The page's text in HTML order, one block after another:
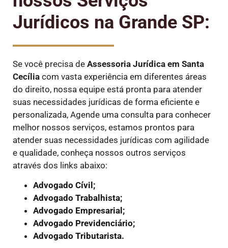
Jurídicos na Grande SP:
Se você precisa de Assessoria Jurídica em Santa
Cecília com vasta experiência em diferentes áreas
do direito, nossa equipe está pronta para atender
suas necessidades jurídicas de forma eficiente e
personalizada, Agende uma consulta para conhecer
melhor nossos serviços, estamos prontos para
atender suas necessidades jurídicas com agilidade
e qualidade, conheça nossos outros serviços
através dos links abaixo:
Advogado Cívil;
Advogado Trabalhista;
Advogado Empresarial;
Advogado Previdenciário;
Advogado Tributarista.